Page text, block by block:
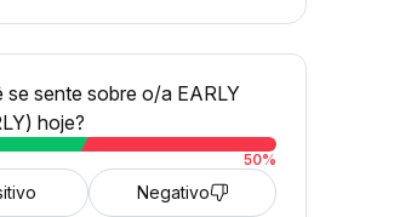
se sente sobre o/a EARLY
hoje?
50%
Negativo